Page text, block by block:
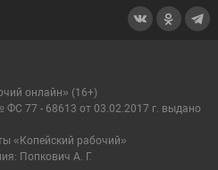
онлайн» (16+)
77 - 68613 от 03.02.2017 г. выдано
«Копейский рабочий»
Попкович А. Г.